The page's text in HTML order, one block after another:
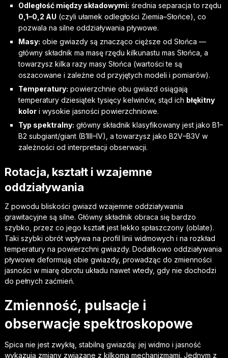
Odległość między składowymi: średnia separacja to rzędu
0,1–0,2 AU (czyli ułamek odległości Ziemia–Słońce), co
pozwala na silne oddziaływania pływowe.
Masy: obie gwiazdy są znacząco cięższe od Słońca —
główny składnik ma masę rzędu kilkunastu mas Słońca, a
towarzysz kilka razy masy Słońca (wartości te są
oszacowane i zależne od przyjętych modeli i pomiarów).
Temperatury: powierzchnie obu gwiazd osiągają
temperatury dziesiątek tysięcy kelwinów, stąd ich błękitny
kolori wysokie jasności powierzchniowe.
Typ spektralny: główny składnik klasyfikowany jest jako B1–
B2 subgiant/giant (B1III–IV), a towarzysz jako B2V–B3V w
zależności od interpretacji obserwacji.
Rotacja, kształt i wzajemne
oddziaływania
Z powodu bliskości gwiazd wzajemne oddziaływania
grawitacyjne są silne. Główny składnik obraca się bardzo
szybko, przez co jego kształt jest lekko spłaszczony (oblate).
Taki szybki obrót wpływa na profil linii widmowych i na rozkład
temperatury na powierzchni gwiazdy. Dodatkowo oddziaływania
pływowe deformują obie gwiazdy, prowadząc do zmienności
jasności w miarę obrotu układu nawet wtedy, gdy nie dochodzi
do pełnych zaćmień.
Zmienność, pulsacje i
obserwacje spektroskopowe
Spica nie jest zwykłą, stabilną gwiazdą: jej widmo i jasność
wykazują zmiany związane z kilkoma mechanizmami. Jednym z